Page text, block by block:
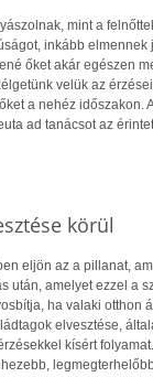
mint a
inkább
őket akár egészen
velük az
a nehéz
ad tanácsot az
körül
eljön az a pillanat,
után, amelyet ezzel a
ha valaki otthon
elvesztése,
kísért